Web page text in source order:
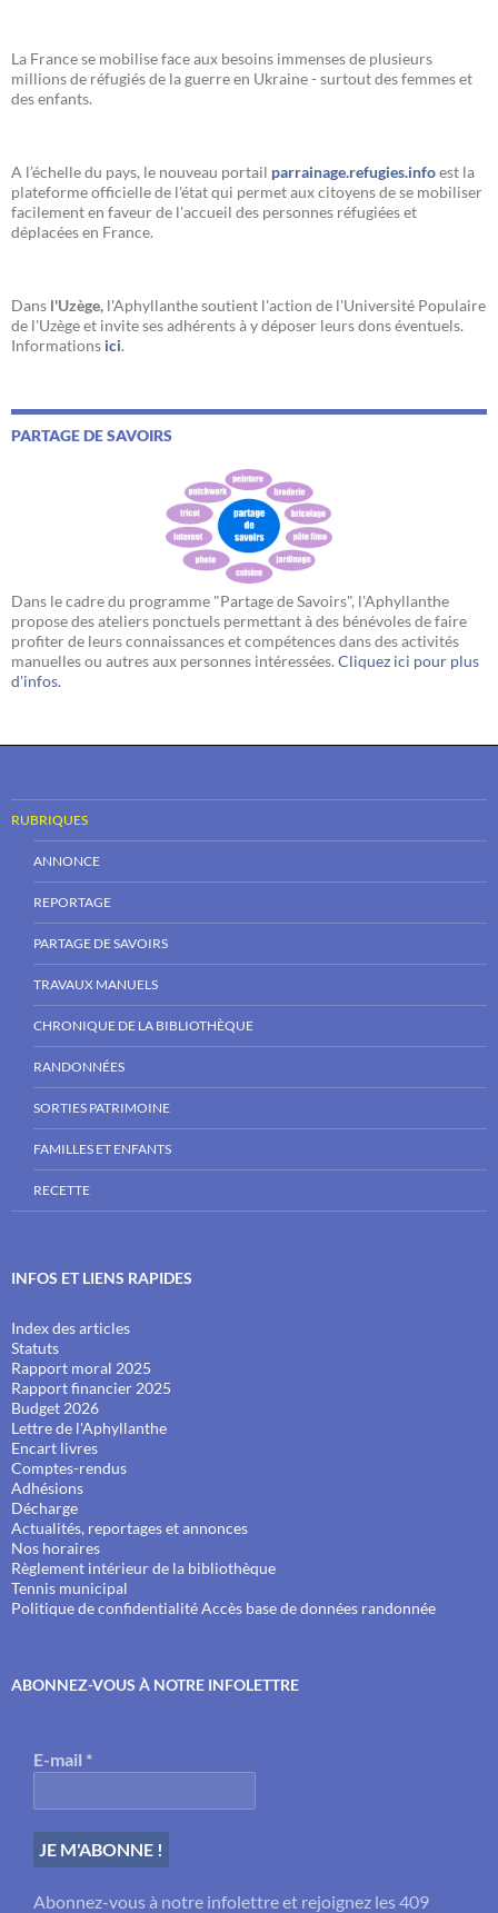
La France se mobilise face aux besoins immenses de plusieurs
millions de réfugiés de la guerre en Ukraine - surtout des femmes et
des enfants.
A l’échelle du pays, le nouveau portail parrainage.refugies.infoest la
plateforme officielle de l'état qui permet aux citoyens de se mobiliser
facilement en faveur de l'accueil des personnes réfugiées et
déplacées en France.
Dans l'Uzège, l'Aphyllanthe soutient l'action de l'Université Populaire
de l'Uzège et invite ses adhérents à y déposer leurs dons éventuels.
Informations ici.
PARTAGE DE SAVOIRS
Dans le cadre du programme "Partage de Savoirs", l'Aphyllanthe
propose des ateliers ponctuels permettant à des bénévoles de faire
profiter de leurs connaissances et compétences dans des activités
manuelles ou autres aux personnes intéressées. Cliquez ici pour plus
d'infos.
RUBRIQUES
ANNONCE
REPORTAGE
PARTAGE DE SAVOIRS
TRAVAUX MANUELS
CHRONIQUE DE LA BIBLIOTHÈQUE
RANDONNÉES
SORTIES PATRIMOINE
FAMILLES ET ENFANTS
RECETTE
INFOS ET LIENS RAPIDES
Index des articles
Statuts
Rapport moral 2025
Rapport financier 2025
Budget 2026
Lettre de l'Aphyllanthe
Encart livres
Comptes-rendus
Adhésions
Décharge
Actualités, reportages et annonces
Nos horaires
Règlement intérieur de la bibliothèque
Tennis municipal
Politique de confidentialitéAccès base de données randonnée
ABONNEZ-VOUS À NOTRE INFOLETTRE
E-mail *
Abonnez-vous à notre infolettre et rejoignez les 409